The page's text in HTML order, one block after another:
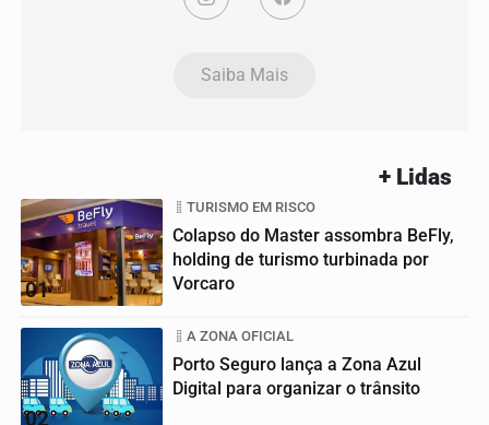
Saiba Mais
+ Lidas
01
TURISMO EM RISCO
Colapso do Master assombra BeFly,
holding de turismo turbinada por
Vorcaro
02
A ZONA OFICIAL
Porto Seguro lança a Zona Azul
Digital para organizar o trânsito